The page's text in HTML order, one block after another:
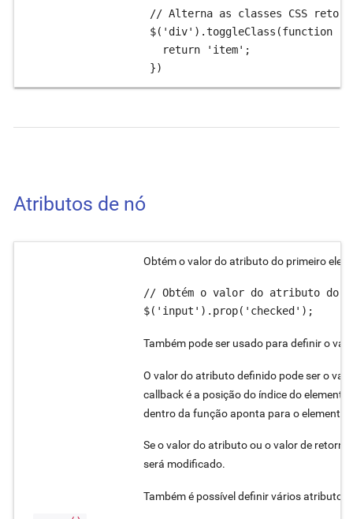
// Alterna as classes CSS
$('div').toggleClass(function
  return 'item';
})
Atributos de nó
Obtém o valor do atributo do primeiro
// Obtém o valor do atributo do
$('input').prop('checked');
Também pode ser usado para definir o
O valor do atributo definido pode ser o
callback é a posição do índice do
dentro da função aponta para o elemento
Se o valor do atributo ou o valor de
será modificado.
Também é possível definir vários